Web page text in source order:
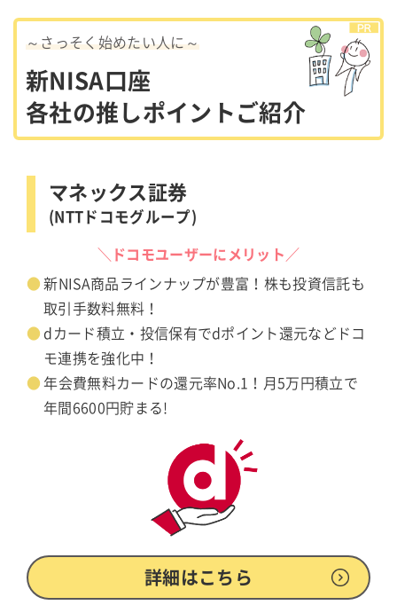
～さっそく始めたい人に～
新NISA口座
各社の推しポイントご紹介
マネックス証券
(NTTドコモグループ)
＼ドコモユーザーにメリット／
新NISA商品ラインナップが豊富！株も投資信託も
取引手数料無料！
dカード積立・投信保有でdポイント還元などドコ
モ連携を強化中！
年会費無料カードの還元率No.1！月5万円積立で
年間6600円貯まる!
詳細はこちら